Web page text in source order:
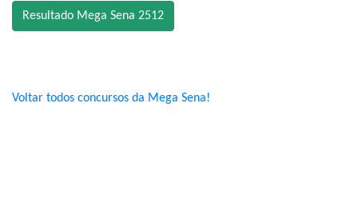
Resultado Mega Sena 2512
Voltar todos concursos da Mega Sena!